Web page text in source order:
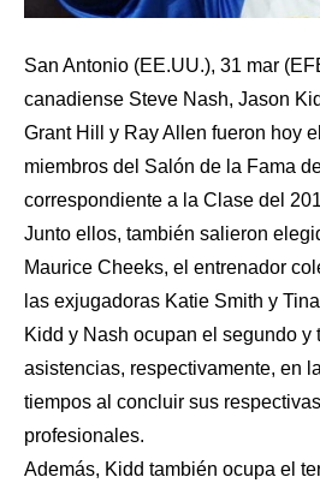
San Antonio (EE.UU.), 31 mar
canadiense Steve Nash, Jason
Grant Hill y Ray Allen fueron hoy
miembros del Salón de la Fama
correspondiente a la Clase del
Junto ellos, también salieron
Maurice Cheeks, el entrenador
las exjugadoras Katie Smith y
Kidd y Nash ocupan el segundo y
asistencias, respectivamente, en
tiempos al concluir sus
profesionales.
Además, Kidd también ocupa el